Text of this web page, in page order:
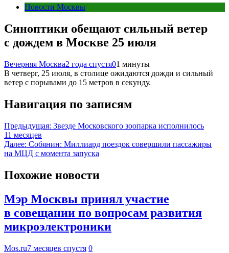
Новости Москвы
Синоптики обещают сильный ветер
с дождем в Москве 25 июля
Вечерняя Москва2 года спустя01 минуты
В четверг, 25 июля, в столице ожидаются дожди и сильный
ветер с порывами до 15 метров в секунду.
Навигация по записям
Предыдущая: Звезде Московского зоопарка исполнилось
11 месяцев
Далее: Собянин: Миллиард поездок совершили пассажиры
на МЦД с момента запуска
Похожие новости
Мэр Москвы принял участие
в совещании по вопросам развития
микроэлектроники
Mos.ru7 месяцев спустя 0